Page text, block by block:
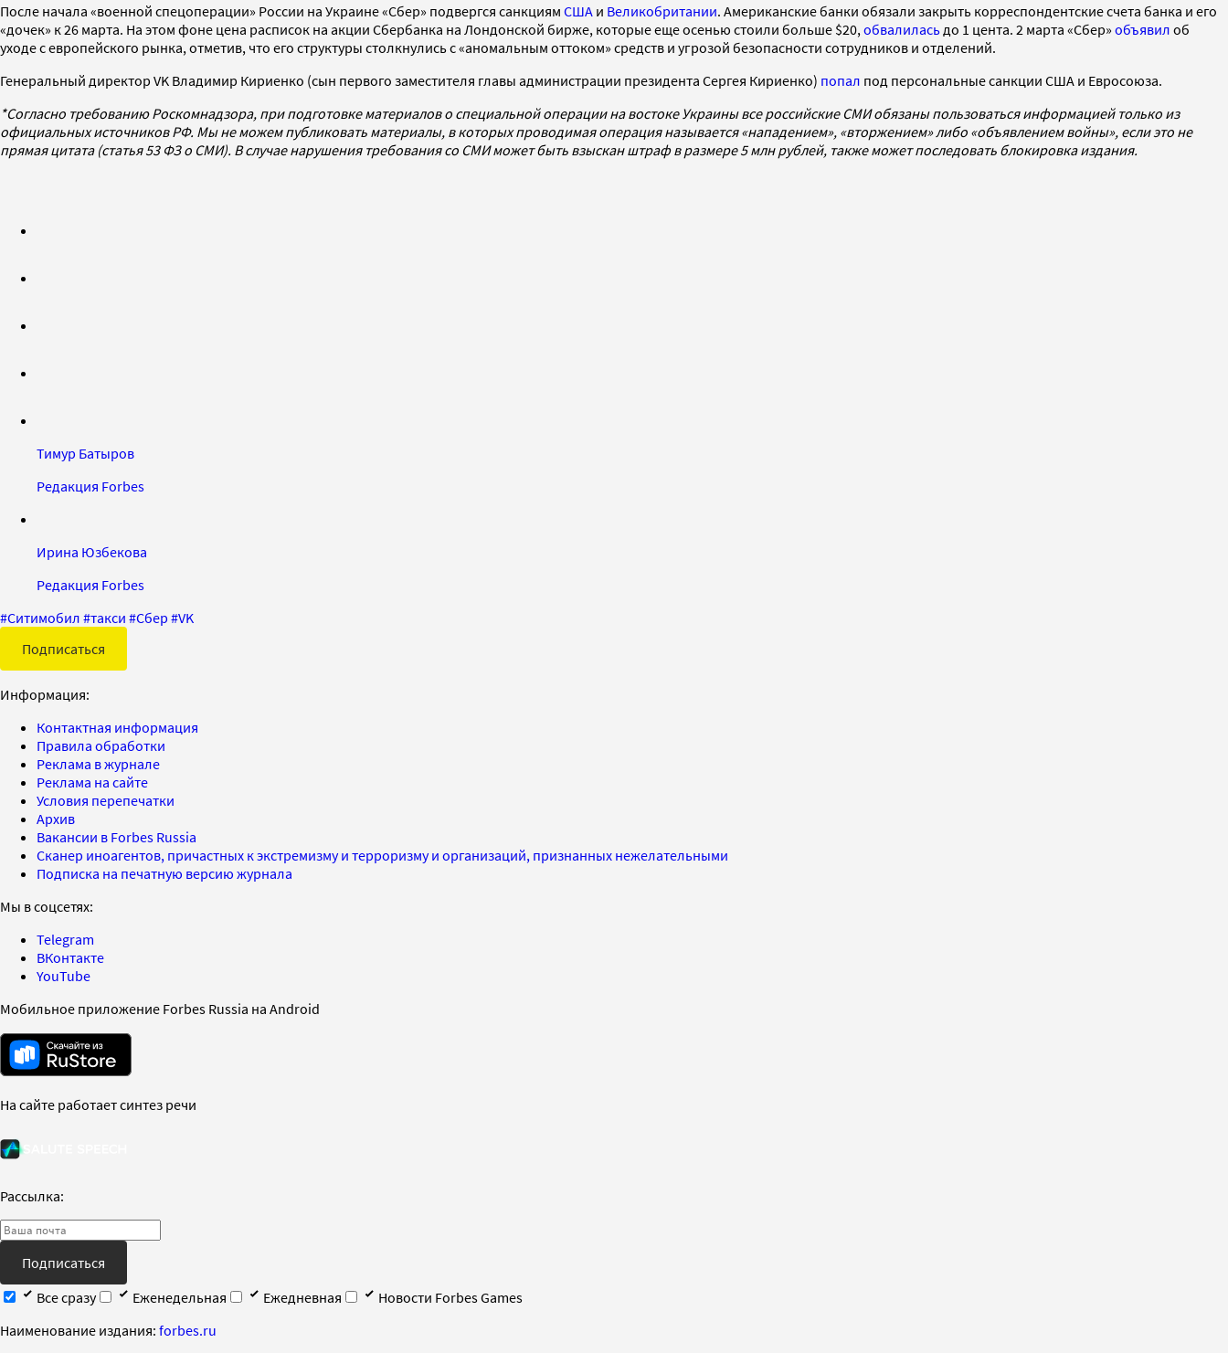
После начала «военной спецоперации» России на Украине «Сбер» подвергся санкциям США и Великобритании. Американские банки обязали закрыть корреспондентские счета банка и его
«дочек» к 26 марта. На этом фоне цена расписок на акции Сбербанка на Лондонской бирже, которые еще осенью стоили больше $20, обвалилась до 1 цента. 2 марта «Сбер» объявил об
уходе с европейского рынка, отметив, что его структуры столкнулись с «аномальным оттоком» средств и угрозой безопасности сотрудников и отделений.
Генеральный директор VK Владимир Кириенко (сын первого заместителя главы администрации президента Сергея Кириенко) попал под персональные санкции США и Евросоюза.
*Согласно требованию Роскомнадзора, при подготовке материалов о специальной операции на востоке Украины все российские СМИ обязаны пользоваться информацией только из
официальных источников РФ. Мы не можем публиковать материалы, в которых проводимая операция называется «нападением», «вторжением» либо «объявлением войны», если это не
прямая цитата (статья 53 ФЗ о СМИ). В случае нарушения требования со СМИ может быть взыскан штраф в размере 5 млн рублей, также может последовать блокировка издания.
Тимур Батыров
Редакция Forbes
Ирина Юзбекова
Редакция Forbes
#Ситимобил #такси #Сбер #VK
Подписаться
Информация:
Контактная информация
Правила обработки
Реклама в журнале
Реклама на сайте
Условия перепечатки
Архив
Вакансии в Forbes Russia
Сканер иноагентов, причастных к экстремизму и терроризму и организаций, признанных нежелательными
Подписка на печатную версию журнала
Мы в соцсетях:
Telegram
ВКонтакте
YouTube
Мобильное приложение Forbes Russia на Android
На сайте работает синтез речи
Рассылка:
Подписаться
Все сразу
Еженедельная Ежедневная
Новости Forbes Games
Наименование издания: forbes.ru